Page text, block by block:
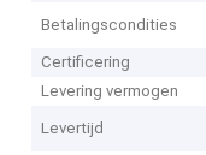
Betalingscondities
Certificering
Levering vermogen
Levertijd